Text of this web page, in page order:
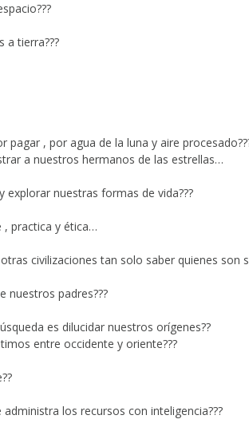
a tierra???
pagar , por agua de la luna y aire
a nuestros hermanos de las estrellas…
nuestras formas de vida???
, practica y ética…
civilizaciones tan solo saber quienes son
nuestros padres???
es dilucidar nuestros orígenes??
entre occidente y oriente???
los recursos con inteligencia???